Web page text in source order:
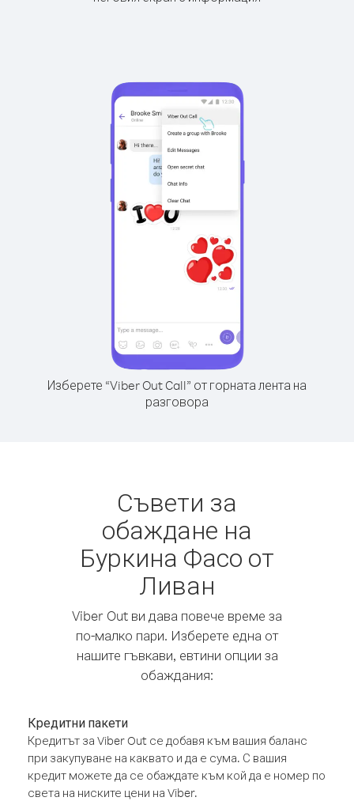
Изберете “Viber Out Call” от горната лента на
разговора
Съвети за
обаждане на
Буркина Фасо от
Ливан
Viber Out ви дава повече време за
по-малко пари. Изберете една от
нашите гъвкави, евтини опции за
обаждания:
Кредитни пакети
Кредитът за Viber Out се добавя към вашия баланс
при закупуване на каквато и да е сума. С вашия
кредит можете да се обаждате към кой да е номер по
света на ниските цени на Viber.